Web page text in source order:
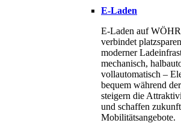
E-Laden
E-Laden auf WÖHR
verbindet
moderner
mechanisch,
vollautomatisch –
bequem während
steigern die
und schaffen
Mobilitätsangebote.